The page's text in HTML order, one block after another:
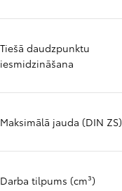
Tiešā daudzpunktu
iesmidzināšana
Maksimālā jauda (DIN ZS)
Darba tilpums (cm³)